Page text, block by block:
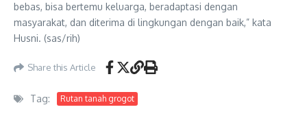
bebas, bisa bertemu keluarga, beradaptasi dengan
masyarakat, dan diterima di lingkungan dengan baik,” kata
Husni. (sas/rih)
Share this Article
Tag: Rutan tanah grogot